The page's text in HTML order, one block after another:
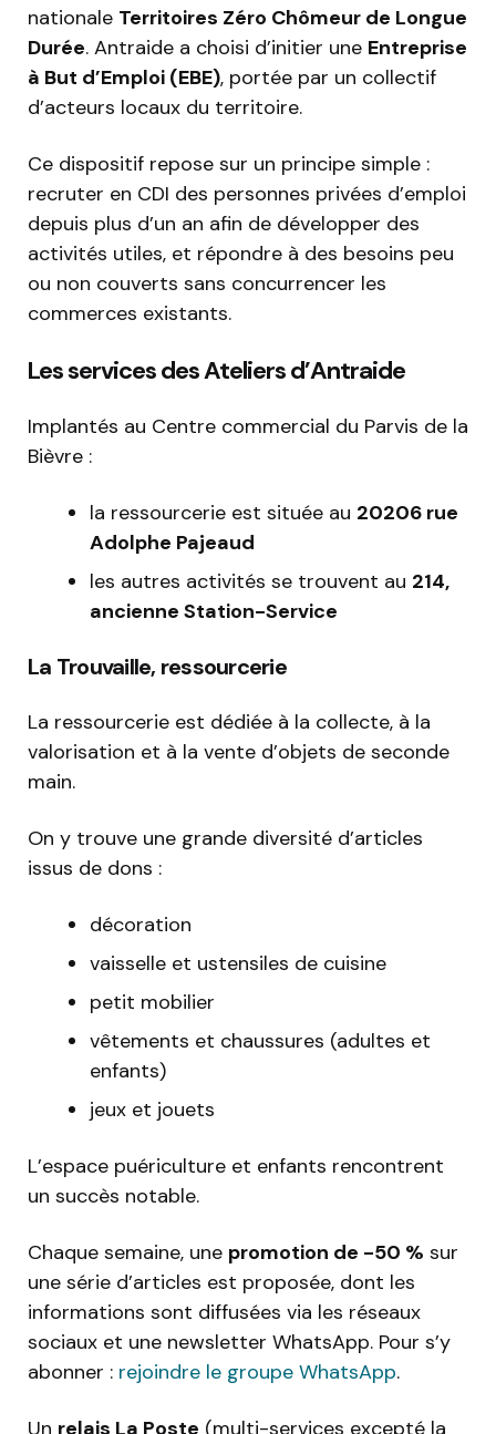
nationale Territoires Zéro Chômeur de Longue
Durée. Antraide a choisi d’initier une Entreprise
à But d’Emploi (EBE), portée par un collectif
d’acteurs locaux du territoire.
Ce dispositif repose sur un principe simple :
recruter en CDI des personnes privées d’emploi
depuis plus d’un an afin de développer des
activités utiles, et répondre à des besoins peu
ou non couverts sans concurrencer les
commerces existants.
Les services des Ateliers d’Antraide
Implantés au Centre commercial du Parvis de la
Bièvre :
la ressourcerie est située au 20206 rue
Adolphe Pajeaud
les autres activités se trouvent au 214,
ancienne Station-Service
La Trouvaille, ressourcerie
La ressourcerie est dédiée à la collecte, à la
valorisation et à la vente d’objets de seconde
main.
On y trouve une grande diversité d’articles
issus de dons :
décoration
vaisselle et ustensiles de cuisine
petit mobilier
vêtements et chaussures (adultes et
enfants)
jeux et jouets
L’espace puériculture et enfants rencontrent
un succès notable.
Chaque semaine, une promotion de -50 % sur
une série d’articles est proposée, dont les
informations sont diffusées via les réseaux
sociaux et une newsletter WhatsApp. Pour s’y
abonner : rejoindre le groupe WhatsApp.